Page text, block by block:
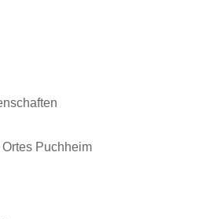
Puchheim